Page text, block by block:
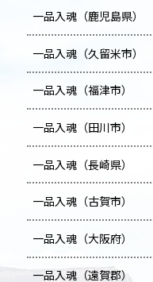
一品入魂（鹿児島県）
一品入魂（久留米市）
一品入魂（福津市）
一品入魂（田川市）
一品入魂（長崎県）
一品入魂（古賀市）
一品入魂（大阪府）
一品入魂（遠賀郡）